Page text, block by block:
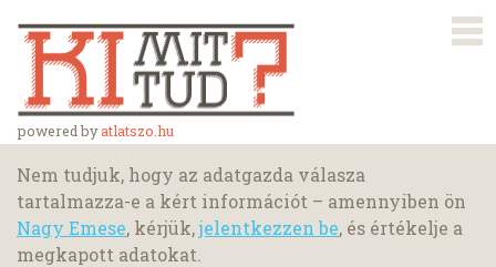
powered byatlatszo.hu
Nem tudjuk, hogy az adatgazda válasza
tartalmazza-e a kért információt – amennyiben ön
Nagy Emese, kérjük,jelentkezzen be, és értékelje a
megkapott adatokat.